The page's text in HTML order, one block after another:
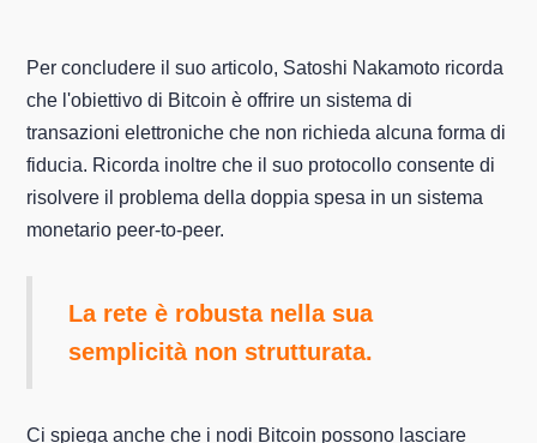
Per concludere il suo articolo, Satoshi Nakamoto ricorda
che l'obiettivo di Bitcoin è offrire un sistema di
transazioni elettroniche che non richieda alcuna forma di
fiducia. Ricorda inoltre che il suo protocollo consente di
risolvere il problema della doppia spesa in un sistema
monetario peer-to-peer.
La rete è robusta nella sua
semplicità non strutturata.
Ci spiega anche che i nodi Bitcoin possono lasciare